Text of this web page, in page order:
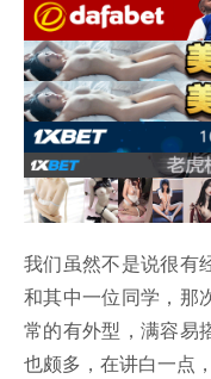
我们虽然不是说很有
和其中一位同学，那
常的有外型，满容易
也颇多，在讲白一点